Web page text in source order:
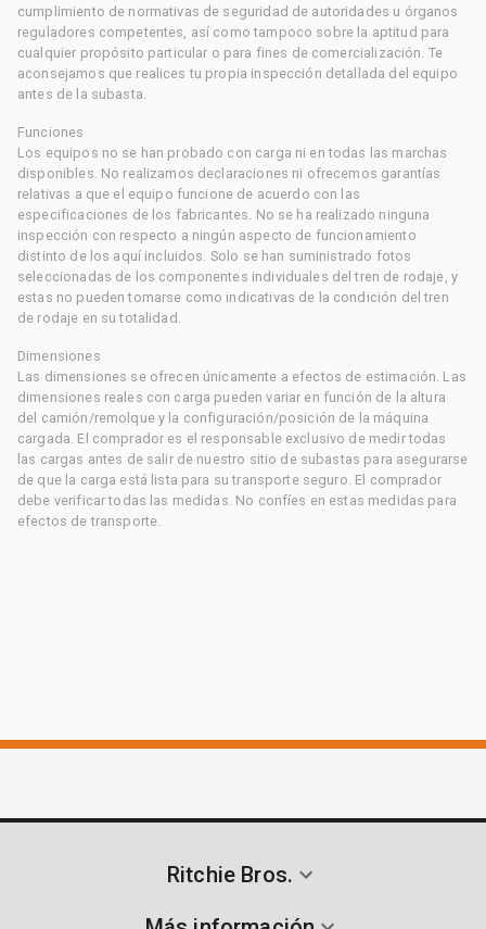
cumplimiento de normativas de seguridad de autoridades u órganos
reguladores competentes, así como tampoco sobre la aptitud para
cualquier propósito particular o para fines de comercialización. Te
aconsejamos que realices tu propia inspección detallada del equipo
antes de la subasta.
Funciones
Los equipos no se han probado con carga ni en todas las marchas
disponibles. No realizamos declaraciones ni ofrecemos garantías
relativas a que el equipo funcione de acuerdo con las
especificaciones de los fabricantes. No se ha realizado ninguna
inspección con respecto a ningún aspecto de funcionamiento
distinto de los aquí incluidos. Solo se han suministrado fotos
seleccionadas de los componentes individuales del tren de rodaje, y
estas no pueden tomarse como indicativas de la condición del tren
de rodaje en su totalidad.
Dimensiones
Las dimensiones se ofrecen únicamente a efectos de estimación. Las
dimensiones reales con carga pueden variar en función de la altura
del camión/remolque y la configuración/posición de la máquina
cargada. El comprador es el responsable exclusivo de medir todas
las cargas antes de salir de nuestro sitio de subastas para asegurarse
de que la carga está lista para su transporte seguro. El comprador
debe verificar todas las medidas. No confíes en estas medidas para
efectos de transporte.
Ritchie Bros.